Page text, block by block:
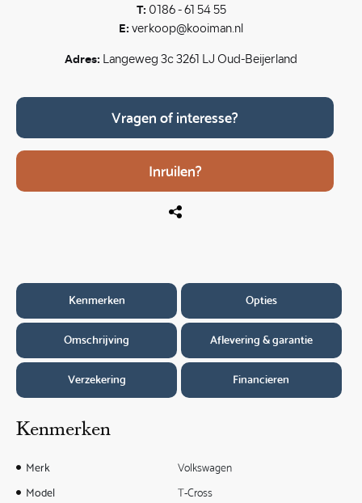
T: 0186 - 61 54 55
E: verkoop@kooiman.nl
Adres: Langeweg 3c 3261 LJ Oud-Beijerland
Vragen of interesse?
Inruilen?
Kenmerken Opties
Omschrijving Aflevering & garantie
Verzekering Financieren
Kenmerken
Merk
Volkswagen
Model
T-Cross